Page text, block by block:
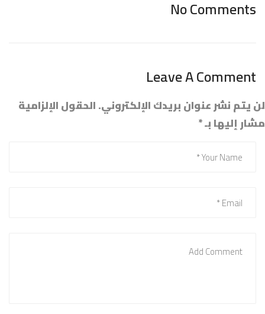
No Comments
Leave A Comment
لن يتم نشر عنوان بريدك الإلكتروني.الحقول الإلزامية
مشار إليها بـ*